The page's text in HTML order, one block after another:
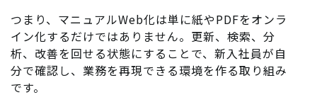
つまり、マニュアルWeb化は単に紙やPDFをオンラ
イン化するだけではありません。更新、検索、分
析、改善を回せる状態にすることで、新入社員が自
分で確認し、業務を再現できる環境を作る取り組み
です。